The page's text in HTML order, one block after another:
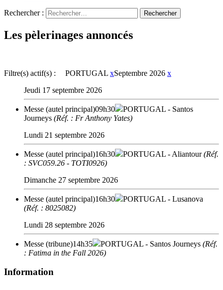
Rechercher :
Les pèlerinages annoncés
Filtre(s) actif(s) : PORTUGAL xSeptembre 2026 x
Jeudi 17 septembre 2026
Messe (autel principal)09h30 PORTUGAL - Santos
Journeys (Réf. : Fr Anthony Yates)
Lundi 21 septembre 2026
Messe (autel principal)16h30 PORTUGAL - Aliantour (Réf.
: SVC059.26 - TOTI0926)
Dimanche 27 septembre 2026
Messe (autel principal)16h30 PORTUGAL - Lusanova
(Réf. : 8025082)
Lundi 28 septembre 2026
Messe (tribune)14h35 PORTUGAL - Santos Journeys (Réf.
: Fatima in the Fall 2026)
Information